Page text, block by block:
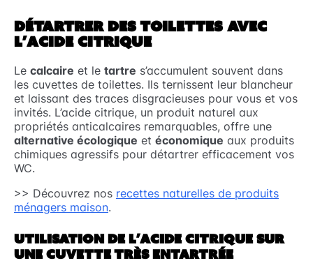
DÉTARTRER DES TOILETTES AVEC
L’ACIDE CITRIQUE
Le calcaire et le tartre s’accumulent souvent dans
les cuvettes de toilettes. Ils ternissent leur blancheur
et laissant des traces disgracieuses pour vous et vos
invités. L’acide citrique, un produit naturel aux
propriétés anticalcaires remarquables, offre une
alternative écologique et économique aux produits
chimiques agressifs pour détartrer efficacement vos
WC.
>> Découvrez nos recettes naturelles de produits
ménagers maison.
UTILISATION DE L’ACIDE CITRIQUE SUR
UNE CUVETTE TRÈS ENTARTRÉE